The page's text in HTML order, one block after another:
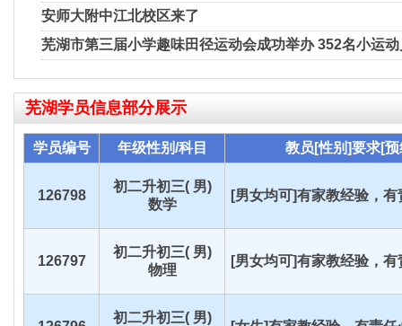
安师大附中江北校区来了
芜湖市第三届小学趣味田径运动会成功举办 352名小运
芜湖学员信息部分展示
学员编号 年级性别/科目 教员[性别]要求[
126798
初二升初三( 男)
数学
[男女均可]有家教经验，
126797
初二升初三( 男)
物理
[男女均可]有家教经验，
初二升初三( 男)